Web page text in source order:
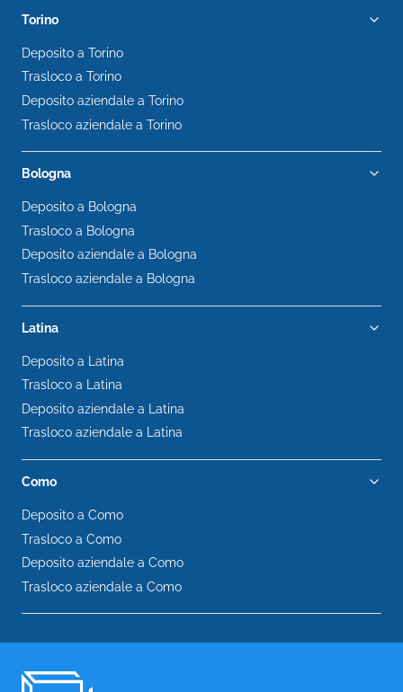
Torino
Deposito a Torino
Trasloco a Torino
Deposito aziendale a Torino
Trasloco aziendale a Torino
Bologna
Deposito a Bologna
Trasloco a Bologna
Deposito aziendale a Bologna
Trasloco aziendale a Bologna
Latina
Deposito a Latina
Trasloco a Latina
Deposito aziendale a Latina
Trasloco aziendale a Latina
Como
Deposito a Como
Trasloco a Como
Deposito aziendale a Como
Trasloco aziendale a Como